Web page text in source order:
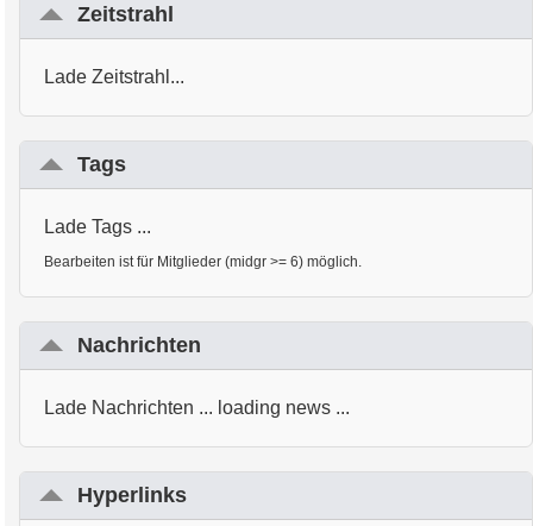
Zeitstrahl
Lade Zeitstrahl...
Tags
Lade Tags ...
Bearbeiten ist für Mitglieder (midgr >= 6) möglich.
Nachrichten
Lade Nachrichten ... loading news ...
Hyperlinks